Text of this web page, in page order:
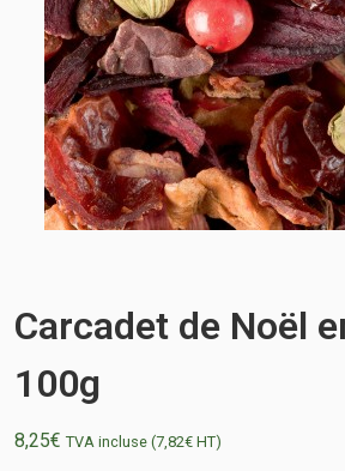
Carcadet de Noël
100g
8,25€ TVA incluse (7,82€ HT)